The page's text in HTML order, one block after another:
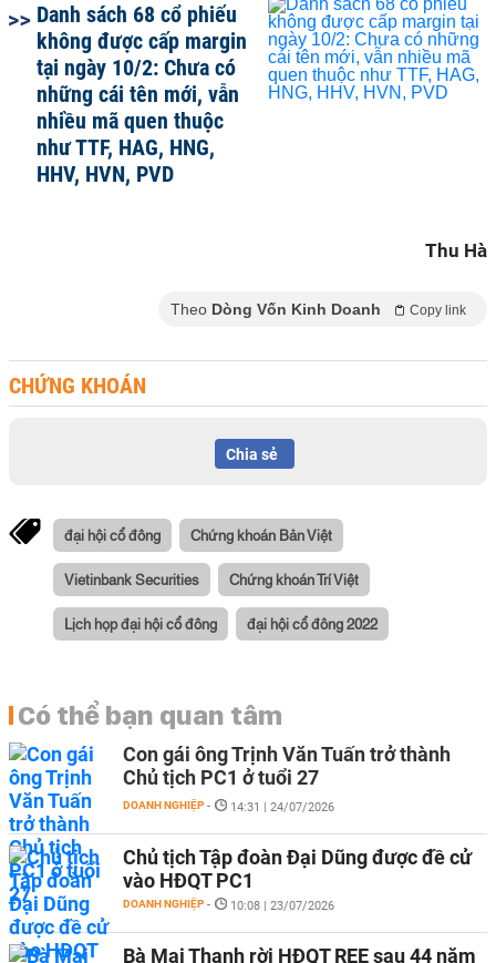
Danh sách 68 cổ phiếu
không được cấp margin
tại ngày 10/2: Chưa có
những cái tên mới, vẫn
nhiều mã quen thuộc
như TTF, HAG, HNG,
HHV, HVN, PVD
Thu Hà
Theo Dòng Vốn Kinh Doanh Copy link
CHỨNG KHOÁN
Chia sẻ
đại hội cổ đông Chứng khoán Bản Việt
Vietinbank Securities Chứng khoán Trí Việt
Lịch họp đại hội cổ đông đại hội cổ đông 2022
Có thể bạn quan tâm
Con gái ông Trịnh Văn Tuấn trở thành
Chủ tịch PC1 ở tuổi 27
DOANH NGHIỆP - 14:31 | 24/07/2026
Chủ tịch Tập đoàn Đại Dũng được đề cử
vào HĐQT PC1
DOANH NGHIỆP - 10:08 | 23/07/2026
Bà Mai Thanh rời HĐQT REE sau 44 năm